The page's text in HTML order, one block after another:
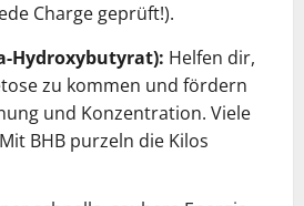
Charge geprüft!).
Hydroxybutyrat): Helfen dir,
zu kommen und fördern
und Konzentration. Viele
BHB purzeln die Kilos